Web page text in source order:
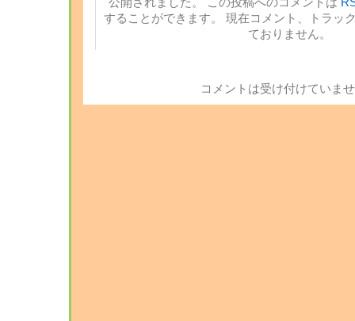
することができます。 現在コメント、トラッ
ておりません。
コメントは受け付けていま